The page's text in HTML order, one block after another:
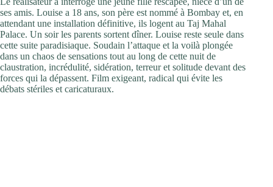
ses amis. Louise a 18 ans, son père est nommé à Bombay et, en
attendant une installation définitive, ils logent au Taj Mahal
Palace. Un soir les parents sortent dîner. Louise reste seule dans
cette suite paradisiaque. Soudain l’attaque et la voilà plongée
dans un chaos de sensations tout au long de cette nuit de
claustration, incrédulité, sidération, terreur et solitude devant des
forces qui la dépassent. Film exigeant, radical qui évite les
débats stériles et caricaturaux.